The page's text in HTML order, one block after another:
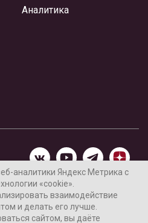
Аналитика
редакцией Интернет-газеты
«Ваши новости»
аналитики Яндекс Метрика с
«cookie».
взаимодействие
и делать его лучше.
сайтом, вы даёте